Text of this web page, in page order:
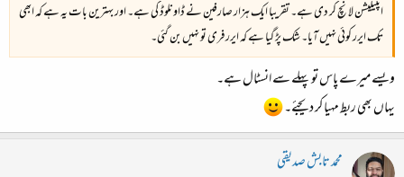
اپلیکیشن لانچ کر دی ہے۔ تقریبا ایک ہزار صارفین نے ڈاونلوڈ کی ہے۔ اور بہترین بات یہ ہے کہ ابھی
تک ایرر کوئی نہیں آیا۔ شک پڑ گیا ہے کہ ایرر فری تو نہیں بن گئی۔
ویسے میرے پاس تو پہلے سے انسٹال ہے۔
یہاں بھی ربط مہیا کر دیجئے۔
محمد تابش صدیقی